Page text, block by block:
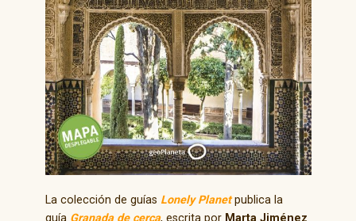
La colección de guías Lonely Planetpublica la
guía Granada de cerca, escrita por Marta Jiménez